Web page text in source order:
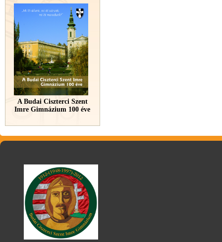
A Budai Ciszterci Szent
Imre Gimnázium 100 éve